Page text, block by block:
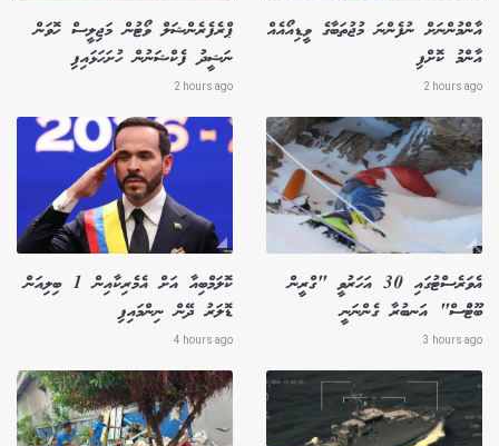
އާންމުންނަށް ނުފެންނަ މުޖުތަބާގެ ވީޑިއޯއެއް
އާންމު ކޮށްފި
2 hours ago
ޕްރެފެރެންޝަލް ވޯޓުން މަޖިލީސް ހޮވަން
ނަޝީދު ފެކްޝަނުން ހުށަހަޅައިފި
2 hours ago
އެވަރެސްޓުގައި 30 އަހަރުވީ "ގްރީން
ބޫޓުްސް" އަނބުރާ ގެންނަނީ
3 hours ago
ކޮލަމްބިއާ އަށް އެމެރިކާއިން 1 ބިލިއަން
ޑޮލަރު ދޭން ނިންމައިފި
4 hours ago